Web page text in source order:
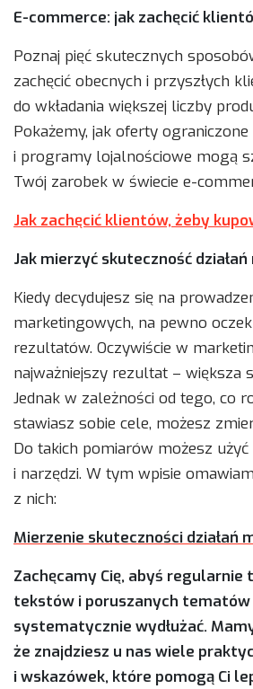
E-commerce: jak zachęcić
Poznaj pięć skutecznych
zachęcić obecnych i przyszłych
do wkładania większej liczby
Pokażemy, jak oferty
i programy lojalnościowe mogą
Twój zarobek w świecie e-
Jak zachęcić klientów, żeby
Jak mierzyć skuteczność
Kiedy decydujesz się na
marketingowych, na pewno
rezultatów. Oczywiście w
najważniejszy rezultat – większa
Jednak w zależności od tego, co
stawiasz sobie cele, możesz
Do takich pomiarów możesz
i narzędzi. W tym wpisie
z nich:
Mierzenie skuteczności działań
Zachęcamy Cię, abyś regularnie
tekstów i poruszanych tematów
systematycznie wydłużać.
że znajdziesz u nas wiele
i wskazówek, które pomogą Ci